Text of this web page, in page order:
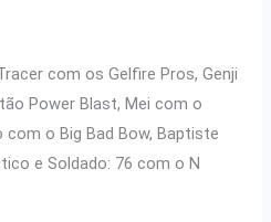
com os Gelfire Pros, Genji
Power Blast, Mei com o
com o Big Bad Bow, Baptiste
e Soldado: 76 com o N